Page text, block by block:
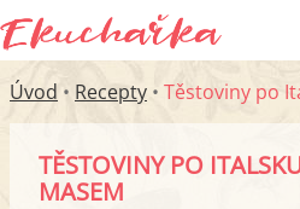
Úvod • Recepty • Těstoviny po
TĚSTOVINY PO
MASEM